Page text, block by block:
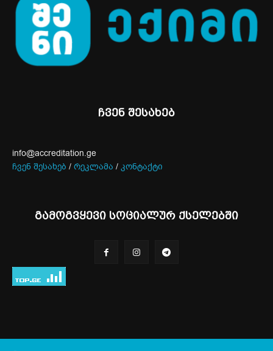
ჩვენ შესახებ
info@accreditation.ge
ჩვენ შესახებ / რეკლამა / კონტაქტი
გამოგვყევი სოციალურ ქსელებში